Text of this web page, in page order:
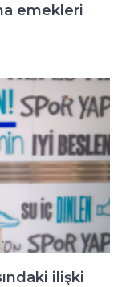
emekleri
ilişki